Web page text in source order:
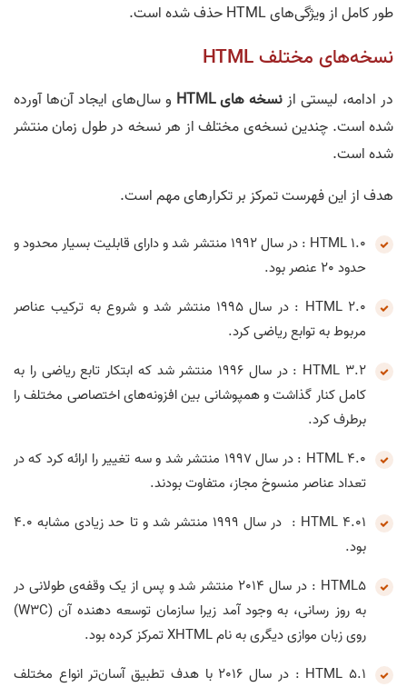
طور کامل از ویژگی‎‌های HTML حذف شده است.
نسخه‌های مختلف HTML
در ادامه، لیستی از نسخه های HTML
و سال‌های ایجاد آن‌ها آورده
شده است. چندین نسخه‌ی مختلف از هر نسخه در طول زمان منتشر
شده است.
هدف از این فهرست تمرکز بر تکرارهای مهم است.
HTML 1.0 : در سال 1992 منتشر شد و دارای قابلیت بسیار محدود و
حدود 20 عنصر بود.
HTML 2.0 : در سال 1995 منتشر شد و شروع به ترکیب عناصر
مربوط به توابع ریاضی کرد.
HTML 3.2 : در سال 1996 منتشر شد که ابتکار تابع ریاضی را به
کامل کنار گذاشت و همپوشانی بین افزونه‌های اختصاصی مختلف را
برطرف کرد.
HTML 4.0 : در سال 1997 منتشر شد و سه تغییر را ارائه کرد که در
تعداد عناصر منسوخ مجاز، متفاوت بودند.
HTML 4.01 : در سال 1999 منتشر شد و تا حد زیادی مشابه 4.0
بود.
HTML5 : در سال 2014 منتشر شد و پس از یک وقفه‌ی طولانی در
به روز رسانی، به وجود آمد زیرا سازمان توسعه ‌دهنده آن (W3C)
روی زبان موازی دیگری به نام XHTML تمرکز کرده بود.
HTML 5.1 : در سال 2016 با هدف تطبیق آسان‌تر انواع مختلف